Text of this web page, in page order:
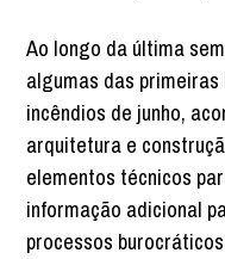
Ao longo da última
algumas das
incêndios de junho,
arquitetura e
elementos técnicos
informação adicional
processos